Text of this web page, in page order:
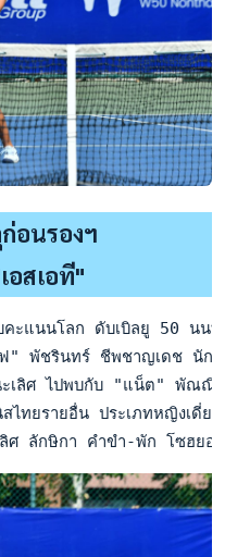
อนรองฯ
สเอที"
ะแนนโลก ดับเบิลยู 50 นน
" พัชรินทร์ ชีพชาญเดช นัก
เลิศ ไปพบกับ "แน็ต" พัณณิ
ไทยรายอื่น ประเภทหญิงเดี่
ศ ลักษิกา คำขำ-พัก โซฮย